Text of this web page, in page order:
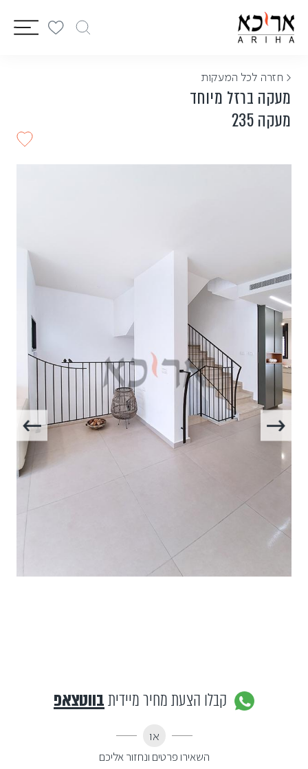
< חזרה לכל המעקות
מעקה ברזל מיוחד
מעקה 235
קבלו הצעת מחיר מיידיתבווטצאפ
או
השאירו פרטים ונחזור אליכם